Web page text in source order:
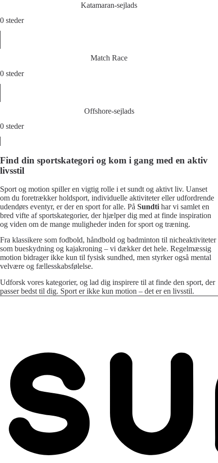
Katamaran-sejlads
0 steder
Match Race
0 steder
Offshore-sejlads
0 steder
Find din sportskategori og kom i gang med en aktiv
livsstil
Sport og motion spiller en vigtig rolle i et sundt og aktivt liv. Uanset
om du foretrækker holdsport, individuelle aktiviteter eller udfordrende
udendørs eventyr, er der en sport for alle. På Sundti har vi samlet en
bred vifte af sportskategorier, der hjælper dig med at finde inspiration
og viden om de mange muligheder inden for sport og træning.
Fra klassikere som fodbold, håndbold og badminton til nicheaktiviteter
som bueskydning og kajakroning – vi dækker det hele. Regelmæssig
motion bidrager ikke kun til fysisk sundhed, men styrker også mental
velvære og fællesskabsfølelse.
Udforsk vores kategorier, og lad dig inspirere til at finde den sport, der
passer bedst til dig. Sport er ikke kun motion – det er en livsstil.